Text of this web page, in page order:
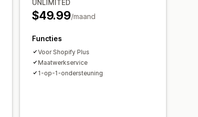
van voorraad
Automatische updates
UNLIMITED
$49.99/maand
Functies
Voor Shopify Plus
Maatwerkservice
1-op-1-ondersteuning